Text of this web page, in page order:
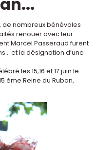
de nombreux bénévoles
renouer avec leur
Marcel Passeraud furent
et la désignation d’une
les 15,16 et 17 juin le
ème Reine du Ruban,